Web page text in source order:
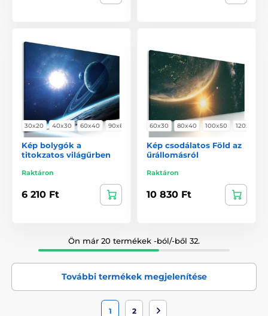
30x20 40x30 60x40 90x60
Kép bolygók a
titokzatos világűrben
Raktáron
6 210 Ft
60x30 80x40 100x50 120x60
Kép csodálatos Föld az
űrállomásról
Raktáron
10 830 Ft
Ön már 20 termékek -ból/-ből 32.
További termékek megjelenítése
1 2